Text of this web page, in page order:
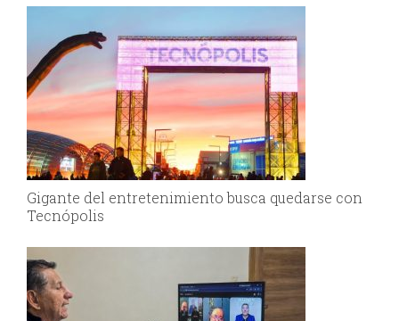
Gigante del entretenimiento busca quedarse con
Tecnópolis